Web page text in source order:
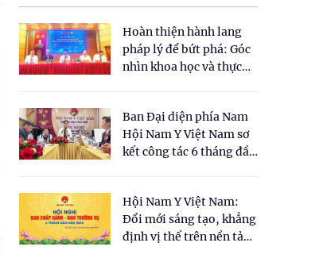
Hoàn thiện hành lang
pháp lý để bứt phá: Góc
nhìn khoa học và thực
cho Luật Y dược cổ
truyền Việt Nam"
Ban Đại diện phía Nam
Hội Nam Y Việt Nam sơ
kết công tác 6 tháng đầu
Hội Nam Y Việt Nam:
Đổi mới sáng tạo, khẳng
định vị thế trên nền tảng